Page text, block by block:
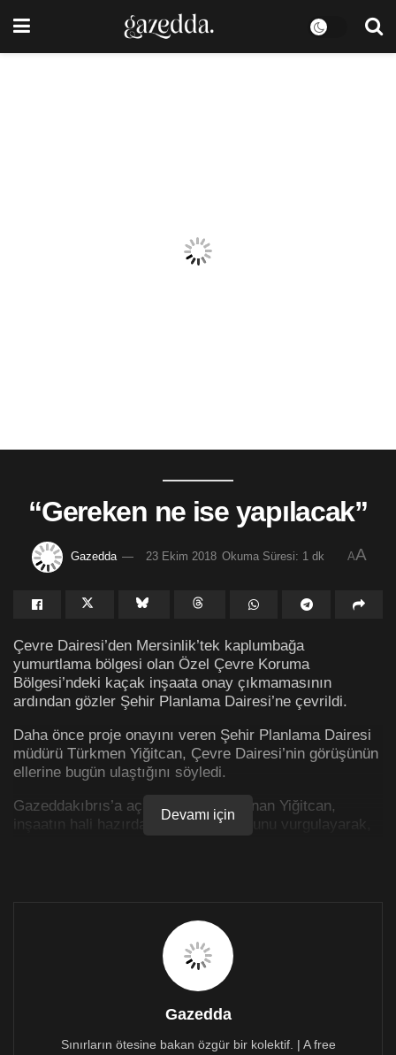
“Gereken ne ise yapılacak”
Gazedda 23 Ekim 2018 Okuma Süresi: 1 dk AA
Çevre Dairesi’den Mersinlik’tek kaplumbağa
yumurtlama bölgesi olan Özel Çevre Koruma
Bölgesi’ndeki kaçak inşaata onay çıkmamasının
ardından gözler Şehir Planlama Dairesi’ne çevrildi.
Daha önce proje onayını veren Şehir Planlama Dairesi
müdürü Türkmen Yiğitcan, Çevre Dairesi’nin görüşünün
ellerine bugün ulaştığını söyledi.
Gazeddakıbrıs’a açıklamalarda bulunan Yiğitcan,
inşaatın hali hazırda ruhsatsız olduğunu vurgulayarak,
Devamı için
Gazedda
Sınırların ötesine bakan özgür bir kolektif. | A free